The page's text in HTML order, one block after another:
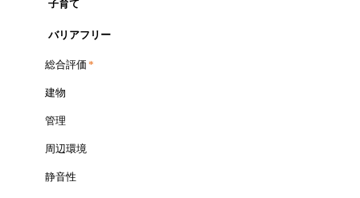
子育て
バリアフリー
総合評価 *
建物
管理
周辺環境
静音性